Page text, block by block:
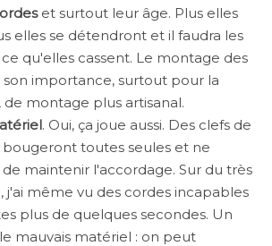
et surtout leur âge. Plus elles
elles se détendront et il faudra les
qu'elles cassent. Le montage des
son importance, surtout pour la
de montage plus artisanal.
. Oui, ça joue aussi. Des clefs de
bougeront toutes seules et ne
maintenir l'accordage. Sur du très
j'ai même vu des cordes incapables
plus de quelques secondes. Un
mauvais matériel : on peut